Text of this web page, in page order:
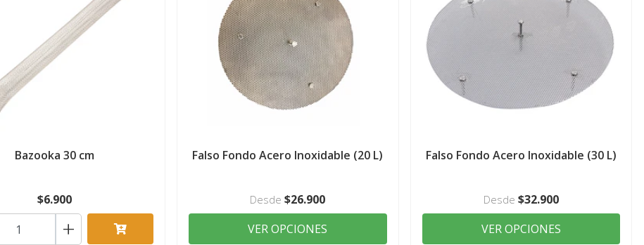
Bazooka 30 cm
$6.900
+
Falso Fondo Acero Inoxidable (20 L)
Desde$26.900
VER OPCIONES
Falso Fondo Acero Inoxidable (30 L)
Desde $32.900
VER OPCIONES